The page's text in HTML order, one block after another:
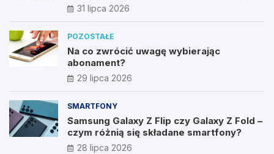
31 lipca 2026
POZOSTAŁE
Na co zwrócić uwagę wybierając
abonament?
29 lipca 2026
SMARTFONY
Samsung Galaxy Z Flip czy Galaxy Z Fold –
czym różnią się składane smartfony?
28 lipca 2026